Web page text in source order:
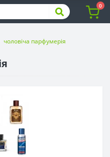
0
чоловіча парфумерія